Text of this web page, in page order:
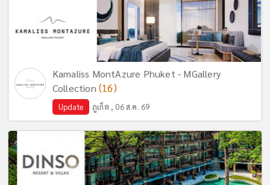
Kamaliss MontAzure Phuket - MGallery
Collection (16)
Update ภูเก็ต , 06 ส.ค. 69